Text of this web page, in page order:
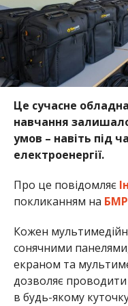
Це сучасне
навчання
умов – навіть під
електроенергії.
Про це повідомляє
покликанням на
Кожен
сонячними
екраном та
дозволяє
в будь-якому